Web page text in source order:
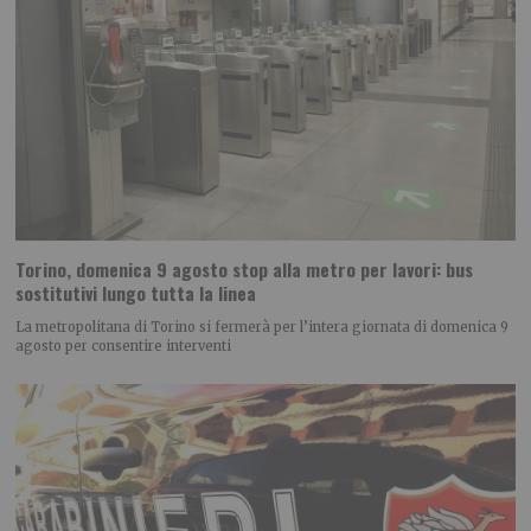
Torino, domenica 9 agosto stop alla metro per lavori: bus
sostitutivi lungo tutta la linea
La metropolitana di Torino si fermerà per l’intera giornata di domenica 9
agosto per consentire interventi